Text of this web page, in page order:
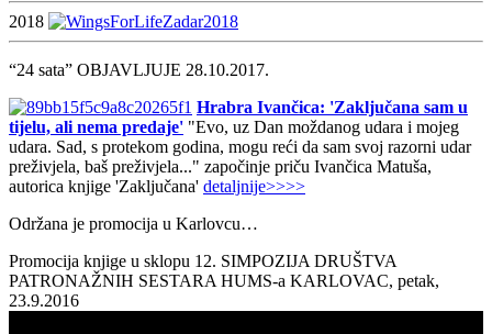
2018
“24 sata” OBJAVLJUJE 28.10.2017.
Hrabra Ivančica: 'Zaključana sam u
tijelu, ali nema predaje' "Evo, uz Dan moždanog udara i mojeg
udara. Sad, s protekom godina, mogu reći da sam svoj razorni udar
preživjela, baš preživjela..." započinje priču Ivančica Matuša,
autorica knjige 'Zaključana' detaljnije>>>>
Održana je promocija u Karlovcu…
Promocija knjige u sklopu 12. SIMPOZIJA DRUŠTVA
PATRONAŽNIH SESTARA HUMS-a KARLOVAC, petak,
23.9.2016